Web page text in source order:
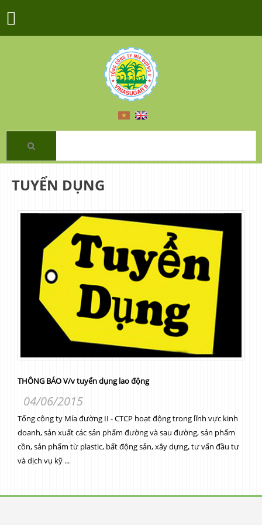
TUYỂN DỤNG
THÔNG BÁO V/v tuyển dụng lao động
04/06/2015
Tổng công ty Mía đường II - CTCP hoạt động trong lĩnh vực kinh
doanh, sản xuất các sản phẩm đường và sau đường, sản phẩm
cồn, sản phẩm từ plastic, bất động sản, xây dựng, tư vấn đầu tư
và dịch vụ kỹ ...